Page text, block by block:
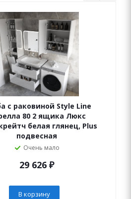
с раковиной Style Line
80 2 ящика Люкс
белая глянец, Plus
подвесная
Очень мало
29 626₽
В корзину